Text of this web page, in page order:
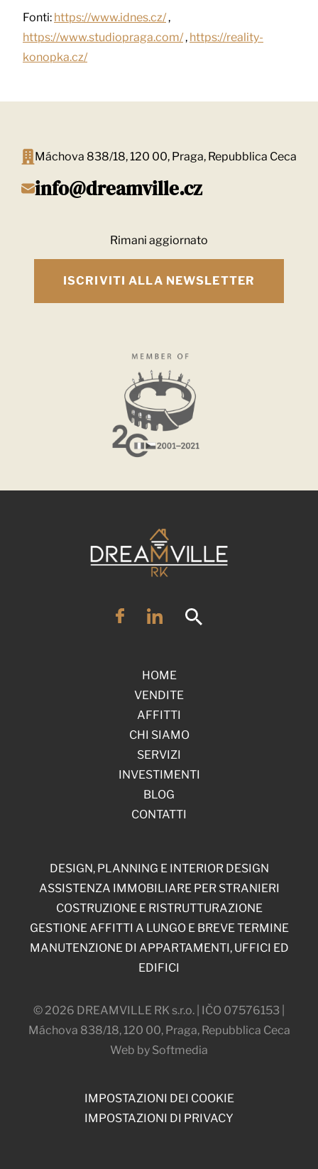
Fonti: https://www.idnes.cz/,
https://www.studiopraga.com/, https://reality-
konopka.cz/
Máchova 838/18, 120 00, Praga, Repubblica Ceca
info@dreamville.cz
Rimani aggiornato
ISCRIVITI ALLA NEWSLETTER
HOME
VENDITE
AFFITTI
CHI SIAMO
SERVIZI
INVESTIMENTI
BLOG
CONTATTI
© 2026 DREAMVILLE RK s.r.o. | IČO 07576153 |
Máchova 838/18, 120 00, Praga, Repubblica Ceca
Web by Softmedia
IMPOSTAZIONI DEI COOKIE
IMPOSTAZIONI DI PRIVACY
DESIGN, PLANNING E INTERIOR DESIGN
ASSISTENZA IMMOBILIARE PER STRANIERI
COSTRUZIONE E RISTRUTTURAZIONE
GESTIONE AFFITTI A LUNGO E BREVE TERMINE
MANUTENZIONE DI APPARTAMENTI, UFFICI ED
EDIFICI